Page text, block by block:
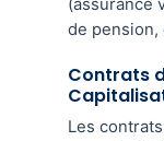
(assurance
de
Contrats
Les